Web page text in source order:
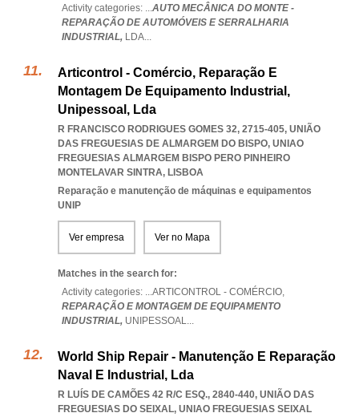
Activity categories: ...AUTO MECÂNICA DO MONTE -
REPARAÇÃO DE AUTOMÓVEIS E SERRALHARIA
INDUSTRIAL, LDA...
Articontrol - Comércio, Reparação E
Montagem De Equipamento Industrial,
Unipessoal, Lda
R FRANCISCO RODRIGUES GOMES 32, 2715-405, UNIÃO
DAS FREGUESIAS DE ALMARGEM DO BISPO, UNIAO
FREGUESIAS ALMARGEM BISPO PERO PINHEIRO
MONTELAVAR SINTRA, LISBOA
Reparação e manutenção de máquinas e equipamentos
UNIP
Ver empresa Ver no Mapa
Matches in the search for:
Activity categories: ...ARTICONTROL - COMÉRCIO,
REPARAÇÃO E MONTAGEM DE EQUIPAMENTO
INDUSTRIAL, UNIPESSOAL...
World Ship Repair - Manutenção E Reparação
Naval E Industrial, Lda
R LUÍS DE CAMÕES 42 R/C ESQ., 2840-440, UNIÃO DAS
FREGUESIAS DO SEIXAL, UNIAO FREGUESIAS SEIXAL